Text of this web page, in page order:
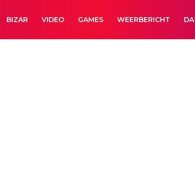
BIZAR VIDEO GAMES WEERBERICHT